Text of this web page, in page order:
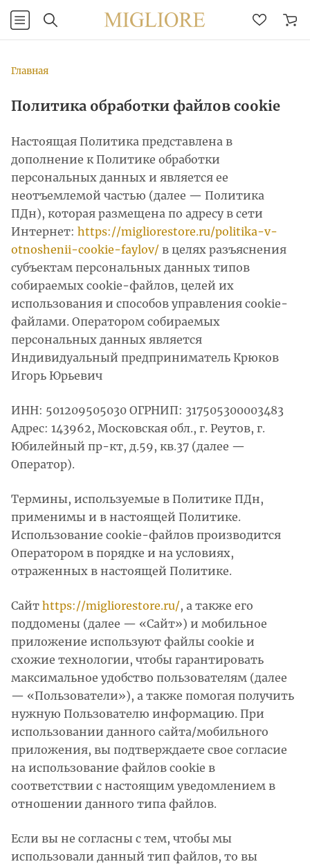
Главная
Политика обработки файлов cookie
Настоящая Политика представлена в
дополнение к Политике обработки
персональных данных и является ее
неотъемлемой частью (далее — Политика
ПДн), которая размещена по адресу в сети
Интернет: https://migliorestore.ru/politika-v-
otnoshenii-cookie-faylov/ в целях разъяснения
субъектам персональных данных типов
собираемых cookie-файлов, целей их
использования и способов управления cookie-
файлами. Оператором собираемых
персональных данных является
Индивидуальный предприниматель Крюков
Игорь Юрьевич
ИНН: 501209505030 ОГРНИП: 317505300003483
Адрес: 143962, Московская обл., г. Реутов, г.
Юбилейный пр-кт, д.59, кв.37 (далее —
Оператор).
Термины, используемые в Политике ПДн,
применимы и в настоящей Политике.
Использование сookie-файлов производится
Оператором в порядке и на условиях,
отраженных в настоящей Политике.
Сайт https://migliorestore.ru/, а также его
поддомены (далее — «Сайт») и мобильное
приложение используют файлы cookie и
схожие технологии, чтобы гарантировать
максимальное удобство пользователям (далее
— «Пользователи»), а также помогая получить
нужную Пользователю информацию. При
использовании данного сайта/мобильного
приложения, вы подтверждаете свое согласие
на использование файлов cookie в
соответствии с настоящим уведомлением в
отношении данного типа файлов.
Если вы не согласны с тем, чтобы мы
использовали данный тип файлов, то вы